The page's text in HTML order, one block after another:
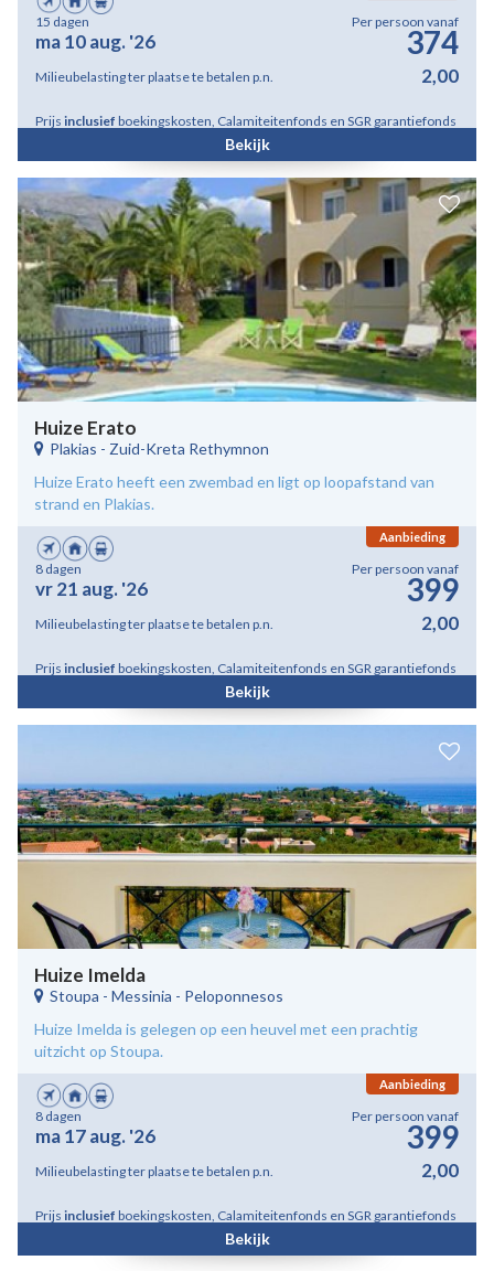
15 dagen
ma 10 aug. '26
Per persoon vanaf
374
Milieubelasting ter plaatse te betalen p.n. 2,00
Prijs inclusief boekingskosten, Calamiteitenfonds en SGR garantiefonds
Bekijk
Huize Erato
Plakias - Zuid-Kreta Rethymnon
Huize Erato heeft een zwembad en ligt op loopafstand van
strand en Plakias.
Aanbieding
8 dagen
vr 21 aug. '26
Per persoon vanaf
399
Milieubelasting ter plaatse te betalen p.n. 2,00
Prijs inclusief boekingskosten, Calamiteitenfonds en SGR garantiefonds
Bekijk
Huize Imelda
Stoupa - Messinia - Peloponnesos
Huize Imelda is gelegen op een heuvel met een prachtig
uitzicht op Stoupa.
Aanbieding
8 dagen
ma 17 aug. '26
Per persoon vanaf
399
Milieubelasting ter plaatse te betalen p.n. 2,00
Prijs inclusief boekingskosten, Calamiteitenfonds en SGR garantiefonds
Bekijk